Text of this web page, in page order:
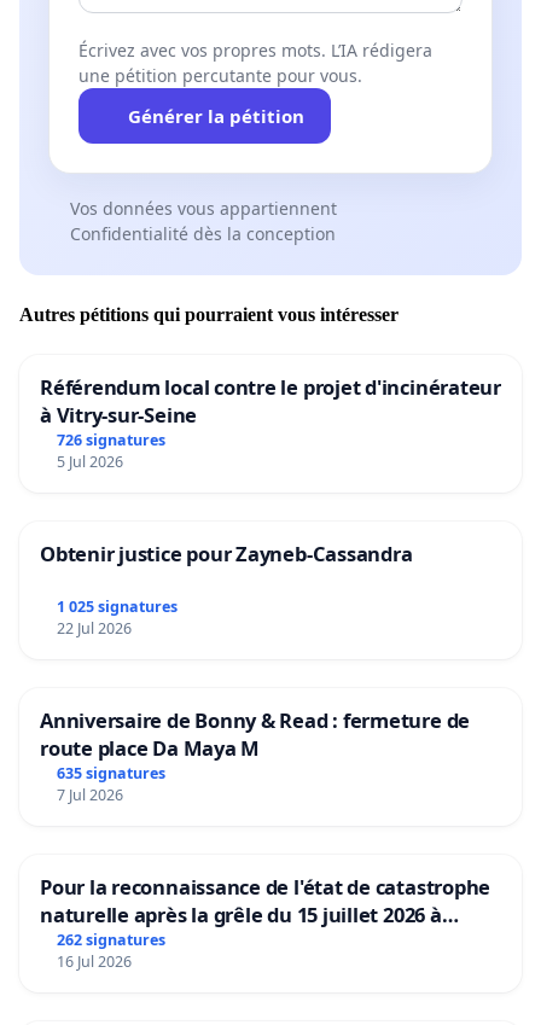
Écrivez avec vos propres mots. L’IA rédigera
une pétition percutante pour vous.
Générer la pétition
Vos données vous appartiennent
Confidentialité dès la conception
Autres pétitions qui pourraient vous intéresser
Référendum local contre le projet d'incinérateur
à Vitry-sur-Seine
726 signatures
5 Jul 2026
Obtenir justice pour Zayneb-Cassandra
1 025 signatures
22 Jul 2026
Anniversaire de Bonny & Read : fermeture de
route place Da Maya M
635 signatures
7 Jul 2026
Pour la reconnaissance de l'état de catastrophe
naturelle après la grêle du 15 juillet 2026 à
Aubenas et ses alentours
262 signatures
16 Jul 2026